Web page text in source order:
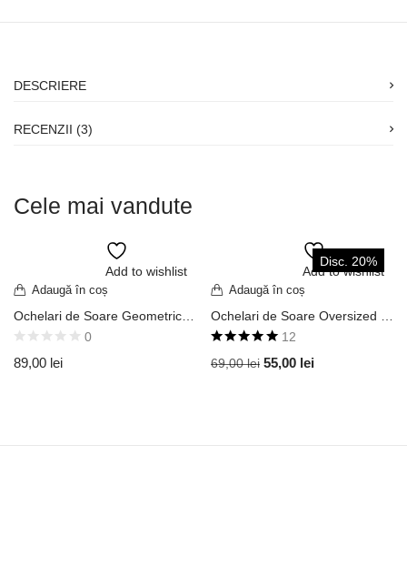
DESCRIERE
RECENZII (3)
Cele mai vandute
Adaugă în coș
Add to wishlist
Ochelari de Soare Geometric Square Aviator Ramă Metalică Aurie / Lentilă Neagră Fumurie UV400 OVDB108
0
89,00 lei
Disc. 20%
Adaugă în coș
Add to wishlist
Ochelari de Soare Oversized Model Square Aviator Shield Ramă Neagră / Lentilă Mov Degrade UV400 OVD181
5.00din 5
12
69,00lei 55,00 lei